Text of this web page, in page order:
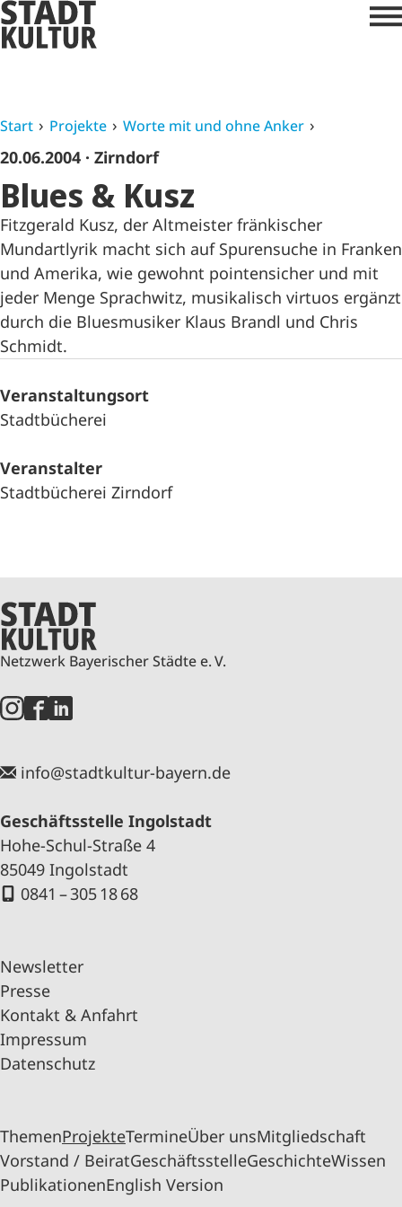
Start Projekte Worte mit und ohne Anker
20.06.2004 · Zirndorf
Blues & Kusz
Fitzgerald Kusz, der Altmeister fränkischer
Mundartlyrik macht sich auf Spurensuche in Franken
und Amerika, wie gewohnt pointensicher und mit
jeder Menge Sprachwitz, musikalisch virtuos ergänzt
durch die Bluesmusiker Klaus Brandl und Chris
Schmidt.
Veranstaltungsort
Stadtbücherei
Veranstalter
Stadtbücherei Zirndorf
Netzwerk Bayerischer Städte e. V.
info@stadtkultur-bayern.de
Geschäftsstelle Ingolstadt
Hohe-Schul-Straße 4
85049 Ingolstadt
0841 – 305 18 68
Newsletter
Presse
Kontakt & Anfahrt
Impressum
Datenschutz
ThemenProjekteTermineÜber unsMitgliedschaft
Vorstand / BeiratGeschäftsstelleGeschichteWissen
PublikationenEnglish Version